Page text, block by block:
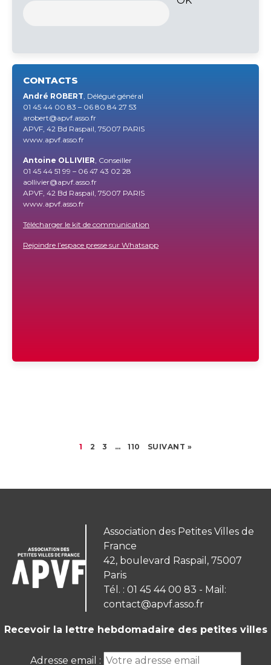
CONTACTS
André ROBERT , Délégué général
01 45 44 00 83 – 06 80 84 27 53
arobert@apvf.asso.fr
APVF, 42 Bd Raspail, 75007 PARIS
www.apvf.asso.fr
Antoine OLLIVIER , Conseiller
01 45 44 51 99 – 06 47 43 02 28
aollivier@apvf.asso.fr
APVF, 42 Bd Raspail, 75007 PARIS
www.apvf.asso.fr
Télécharger le kit de communication
Rejoindre l’espace presse sur Whatsapp
1 2 3 … 110 SUIVANT »
Association des Petites Villes de
France
42, boulevard Raspail, 75007
Paris
Tél. : 01 45 44 00 83 - Mail:
contact@apvf.asso.fr
Recevoir la lettre hebdomadaire des petites villes
Adresse email :